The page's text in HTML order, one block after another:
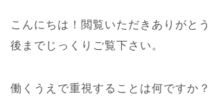
こんにちは！閲覧いただきありがと
後までじっくりご覧下さい。
働くうえで重視することは何ですか